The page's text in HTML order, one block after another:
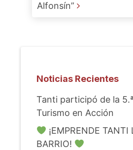
Alfonsín”
Noticias Recientes
Tanti participó de la
Turismo en Acción
¡EMPRENDE TANTI
BARRIO!